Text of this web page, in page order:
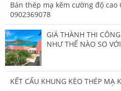
Bán thép mạ kẽm cường độ cao
0902369078
GIÁ THÀNH THI
NHƯ THẾ NÀO SO
KẾT CẤU KHUNG KÈO THÉP MẠ